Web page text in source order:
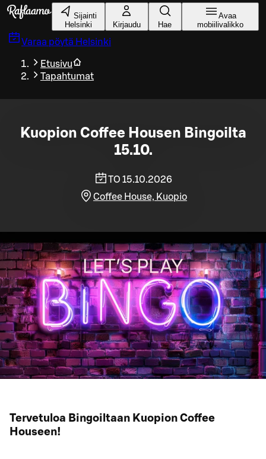
Siirry pääsisältöön
Sijainti
Helsinki
Kirjaudu Hae
Avaa
mobiilivalikko
Varaa pöytä Helsinki
Etusivu
Tapahtumat
Kuopion Coffee Housen Bingoilta
15.10.
TO 15.10.2026
Coffee House, Kuopio
Tervetuloa Bingoiltaan Kuopion Coffee
Houseen!